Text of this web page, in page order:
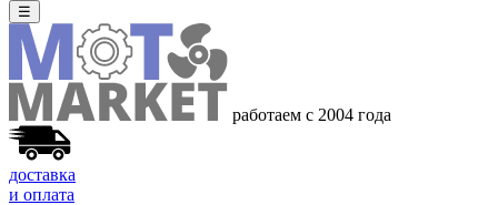
☰
работаем с 2004 года
доставка
и оплата